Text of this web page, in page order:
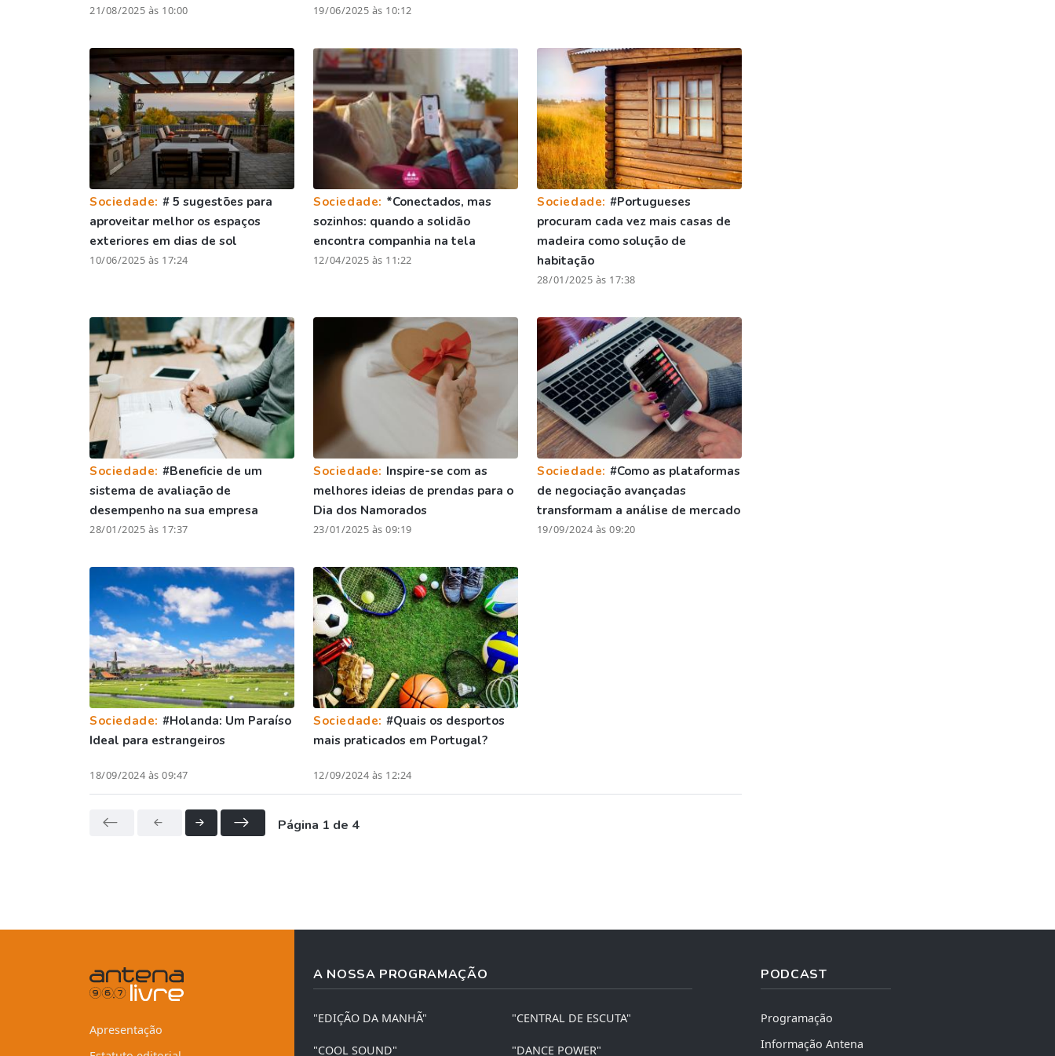
21/08/2025 às 10:00 19/06/2025 às 10:12
Sociedade: # 5 sugestões para
aproveitar melhor os espaços
exteriores em dias de sol
10/06/2025 às 17:24
Sociedade: *Conectados, mas
sozinhos: quando a solidão
encontra companhia na tela
12/04/2025 às 11:22
Sociedade: #Portugueses
procuram cada vez mais casas de
madeira como solução de
habitação
28/01/2025 às 17:38
Sociedade: #Beneficie de um
sistema de avaliação de
desempenho na sua empresa
28/01/2025 às 17:37
Sociedade: Inspire-se com as
melhores ideias de prendas para o
Dia dos Namorados
23/01/2025 às 09:19
Sociedade: #Como as plataformas
de negociação avançadas
transformam a análise de mercado
19/09/2024 às 09:20
Sociedade: #Holanda: Um Paraíso
Ideal para estrangeiros
18/09/2024 às 09:47
Sociedade: #Quais os desportos
mais praticados em Portugal?
12/09/2024 às 12:24
Página 1 de 4
Apresentação
A NOSSA PROGRAMAÇÃO
"EDIÇÃO DA MANHÃ" "CENTRAL DE ESCUTA"
"COOL SOUND" "DANCE POWER"
PODCAST
Programação
Informação Antena